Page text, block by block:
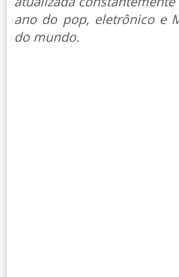
ano do pop, eletrônico e
do mundo.